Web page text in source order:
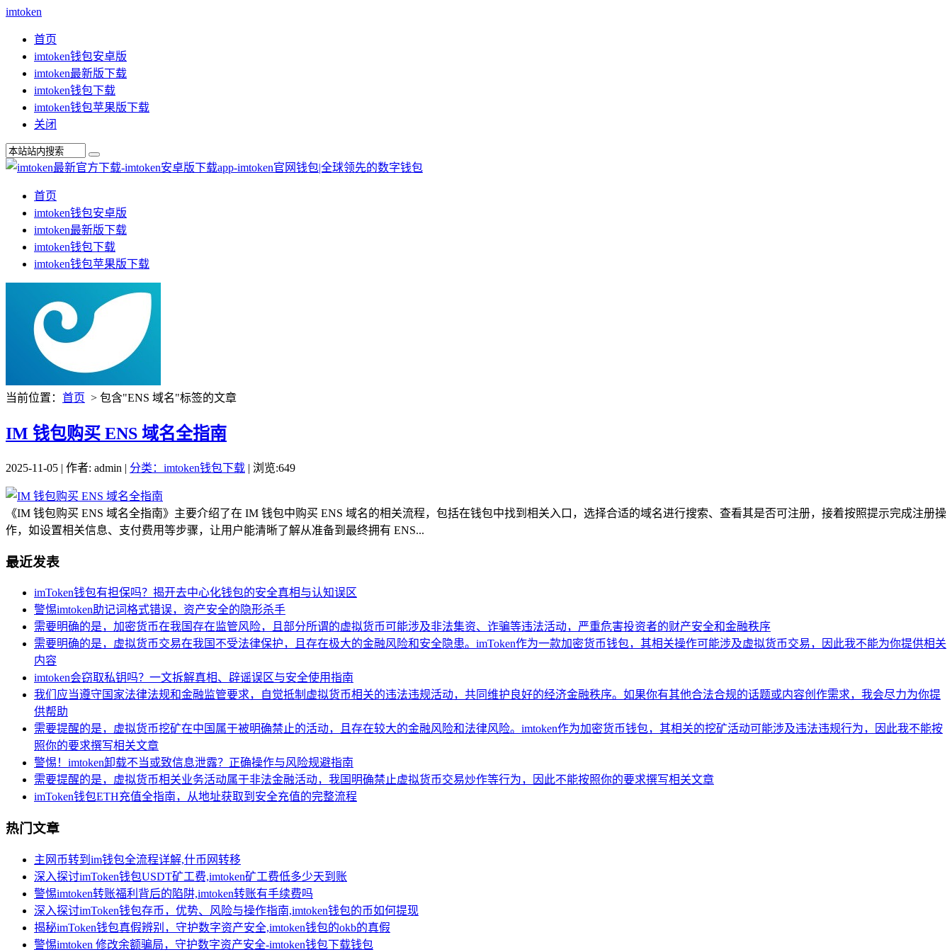
imtoken
首页
imtoken钱包安卓版
imtoken最新版下载
imtoken钱包下载
imtoken钱包苹果版下载
关闭
首页
imtoken钱包安卓版
imtoken最新版下载
imtoken钱包下载
imtoken钱包苹果版下载
当前位置： 首页 > 包含"ENS 域名"标签的文章
IM 钱包购买 ENS 域名全指南
2025-11-05 | 作者: admin | 分类：imtoken钱包下载 | 浏览:649
《IM 钱包购买 ENS 域名全指南》主要介绍了在 IM 钱包中购买 ENS 域名的相关流程，包括在钱包中找到相关入口，选择合适的域名进行搜索、查看其是否可注册，接着按照提示完成注册操
作，如设置相关信息、支付费用等步骤，让用户能清晰了解从准备到最终拥有 ENS...
最近发表
imToken钱包有担保吗？揭开去中心化钱包的安全真相与认知误区
警惕imtoken助记词格式错误，资产安全的隐形杀手
需要明确的是，加密货币在我国存在监管风险，且部分所谓的虚拟货币可能涉及非法集资、诈骗等违法活动，严重危害投资者的财产安全和金融秩序
需要明确的是，虚拟货币交易在我国不受法律保护，且存在极大的金融风险和安全隐患。imToken作为一款加密货币钱包，其相关操作可能涉及虚拟货币交易，因此我不能为你提供相关
内容
imtoken会窃取私钥吗？一文拆解真相、辟谣误区与安全使用指南
我们应当遵守国家法律法规和金融监管要求，自觉抵制虚拟货币相关的违法违规活动，共同维护良好的经济金融秩序。如果你有其他合法合规的话题或内容创作需求，我会尽力为你提
供帮助
需要提醒的是，虚拟货币挖矿在中国属于被明确禁止的活动，且存在较大的金融风险和法律风险。imtoken作为加密货币钱包，其相关的挖矿活动可能涉及违法违规行为，因此我不能按
照你的要求撰写相关文章
警惕！imtoken卸载不当或致信息泄露？正确操作与风险规避指南
需要提醒的是，虚拟货币相关业务活动属于非法金融活动，我国明确禁止虚拟货币交易炒作等行为，因此不能按照你的要求撰写相关文章
imToken钱包ETH充值全指南，从地址获取到安全充值的完整流程
热门文章
主网币转到im钱包全流程详解,什币网转移
深入探讨imToken钱包USDT矿工费,imtoken矿工费低多少天到账
警惕imtoken转账福利背后的陷阱,imtoken转账有手续费吗
深入探讨imToken钱包存币，优势、风险与操作指南,imtoken钱包的币如何提现
揭秘imToken钱包真假辨别，守护数字资产安全,imtoken钱包的okb的真假
警惕imtoken 修改余额骗局，守护数字资产安全-imtoken钱包下载钱包